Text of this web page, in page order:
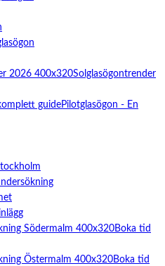
Solglasögontrender
Pilotglasögon - En
Boka tid
Boka tid